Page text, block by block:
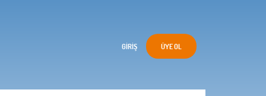
GIRIŞ ÜYE OL